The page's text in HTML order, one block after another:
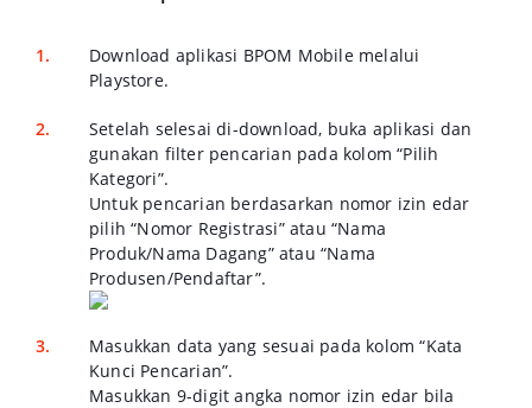
Download aplikasi BPOM Mobile melalui
Playstore.
Setelah selesai di-download, buka aplikasi dan
gunakan filter pencarian pada kolom “Pilih
Kategori”.
Untuk pencarian berdasarkan nomor izin edar
pilih “Nomor Registrasi” atau “Nama
Produk/Nama Dagang” atau “Nama
Produsen/Pendaftar”.
Masukkan data yang sesuai pada kolom “Kata
Kunci Pencarian”.
Masukkan 9-digit angka nomor izin edar bila